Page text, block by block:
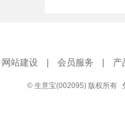
网站建设 | 会员服务 | 产
© 生意宝(002095) 版权所有